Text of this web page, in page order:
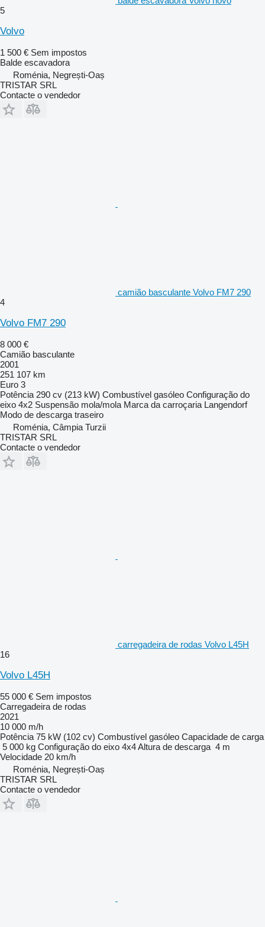
5
Volvo
1 500 € Sem impostos
Balde escavadora
Roménia, Negrești-Oaș
TRISTAR SRL
Contacte o vendedor
camião basculante Volvo FM7 290
4
Volvo FM7 290
8 000 €
Camião basculante
2001
251 107 km
Euro 3
Potência 290 cv (213 kW) Combustível gasóleo Configuração do
eixo 4x2 Suspensão mola/mola Marca da carroçaria Langendorf
Modo de descarga traseiro
Roménia, Câmpia Turzii
TRISTAR SRL
Contacte o vendedor
carregadeira de rodas Volvo L45H
16
Volvo L45H
55 000 € Sem impostos
Carregadeira de rodas
2021
10 000 m/h
Potência 75 kW (102 cv) Combustível gasóleo Capacidade de carga
5 000 kg Configuração do eixo 4x4Altura de descarga 4 m
Velocidade 20 km/h
Roménia, Negrești-Oaș
TRISTAR SRL
Contacte o vendedor